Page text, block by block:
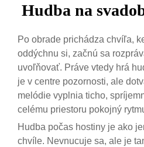
Hudba na
Po obrade prichádza chvíľa,
oddýchnu si, začnú sa
uvoľňovať. Práve vtedy hrá
je v centre pozornosti, ale
melódie vyplnia ticho,
celému priestoru pokojný
Hudba počas hostiny je ako
chvíle. Nevnucuje sa, ale je